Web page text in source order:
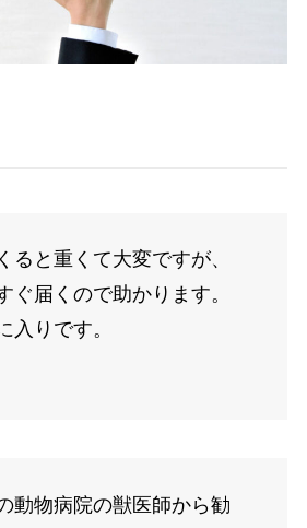
ると重くて大変ですが、
ぐ届くので助かります。
入りです。
動物病院の獣医師から勧